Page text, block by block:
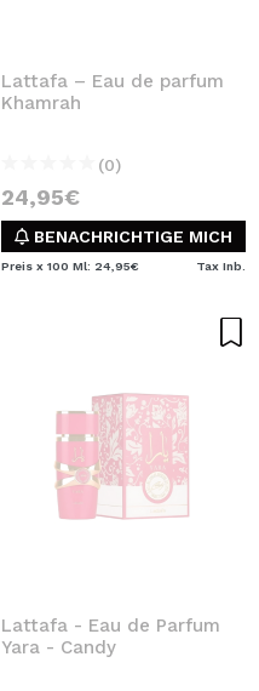
Lattafa – Eau de parfum
Khamrah
(0)
24,95€
BENACHRICHTIGE MICH
Preis x 100 Ml: 24,95€ Tax Inb.
Lattafa - Eau de Parfum
Yara - Candy